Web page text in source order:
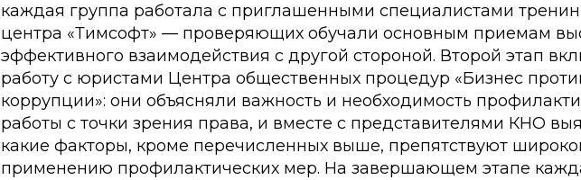
каждая группа работала с приглашенными специалистами
центра «Тимсофт» — проверяющих обучали основным приемам
эффективного взаимодействия с другой стороной. Второй этап
работу с юристами Центра общественных процедур «Бизнес
коррупции»: они объясняли важность и необходимость
работы с точки зрения права, и вместе с представителями КНО
какие факторы, кроме перечисленных выше, препятствуют
применению профилактических мер. На завершающем этапе